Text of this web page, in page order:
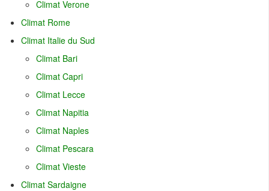
Climat Verone
Climat Rome
Climat Italie du Sud
Climat Bari
Climat Capri
Climat Lecce
Climat Napitia
Climat Naples
Climat Pescara
Climat Vieste
Climat Sardaigne